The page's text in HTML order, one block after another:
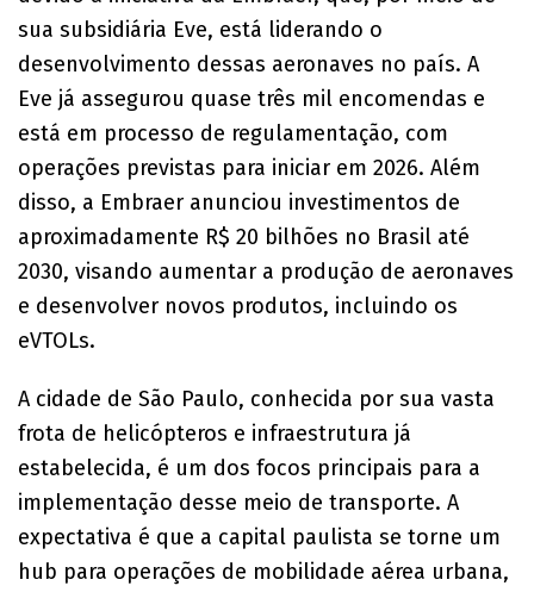
sua subsidiária Eve, está liderando o
desenvolvimento dessas aeronaves no país. A
Eve já assegurou quase três mil encomendas e
está em processo de regulamentação, com
operações previstas para iniciar em 2026. Além
disso, a Embraer anunciou investimentos de
aproximadamente R$ 20 bilhões no Brasil até
2030, visando aumentar a produção de aeronaves
e desenvolver novos produtos, incluindo os
eVTOLs.
A cidade de São Paulo, conhecida por sua vasta
frota de helicópteros e infraestrutura já
estabelecida, é um dos focos principais para a
implementação desse meio de transporte. A
expectativa é que a capital paulista se torne um
hub para operações de mobilidade aérea urbana,